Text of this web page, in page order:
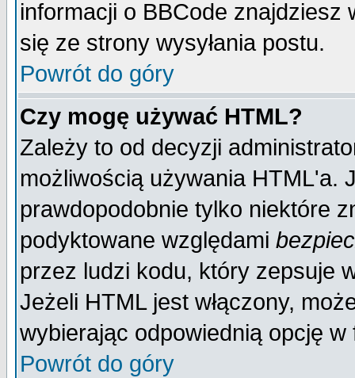
informacji o BBCode
się ze strony wysyłania postu.
Powrót do góry
Czy mogę używać HTML?
Zależy to od decyzji
możliwością używania HTML'a.
prawdopodobnie tylko niektóre
podyktowane względami
przez ludzi kodu, który zepsuje
Jeżeli HTML jest włączony,
wybierając odpowiednią opcję w
Powrót do góry